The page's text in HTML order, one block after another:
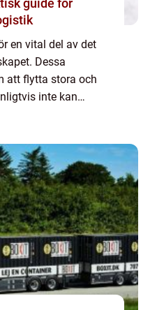
guide för
en vital del av det
Dessa
att flytta stora och
inte kan